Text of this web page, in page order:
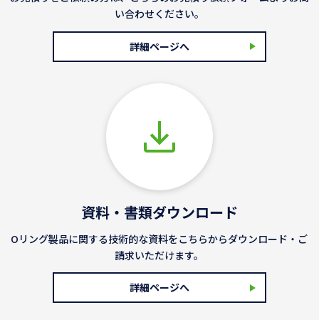
い合わせください。
詳細ページへ
資料・書類ダウンロード
Oリング製品に関する技術的な資料をこちらからダウンロード・ご
請求いただけます。
詳細ページへ